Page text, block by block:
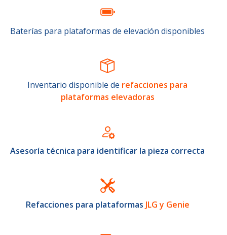
Baterías para plataformas de elevación disponibles
Inventario disponible de refacciones para
plataformas elevadoras
Asesoría técnica para identificar la pieza correcta
Refacciones para plataformas JLG y Genie